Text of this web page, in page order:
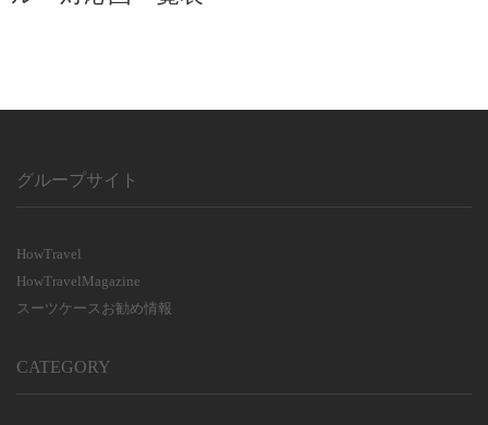
グループサイト
HowTravel
HowTravelMagazine
スーツケースお勧め情報
CATEGORY